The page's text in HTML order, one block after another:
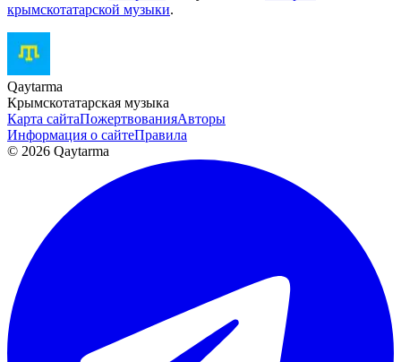
крымскотатарской музыки.
Qaytarma
Крымскотатарская музыка
Карта сайтаПожертвованияАвторы
Информация о сайтеПравила
© 2026 Qaytarma